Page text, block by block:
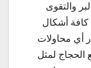
والتقوى
كافة أشكال
أي محاولات
الحجاج لمثل